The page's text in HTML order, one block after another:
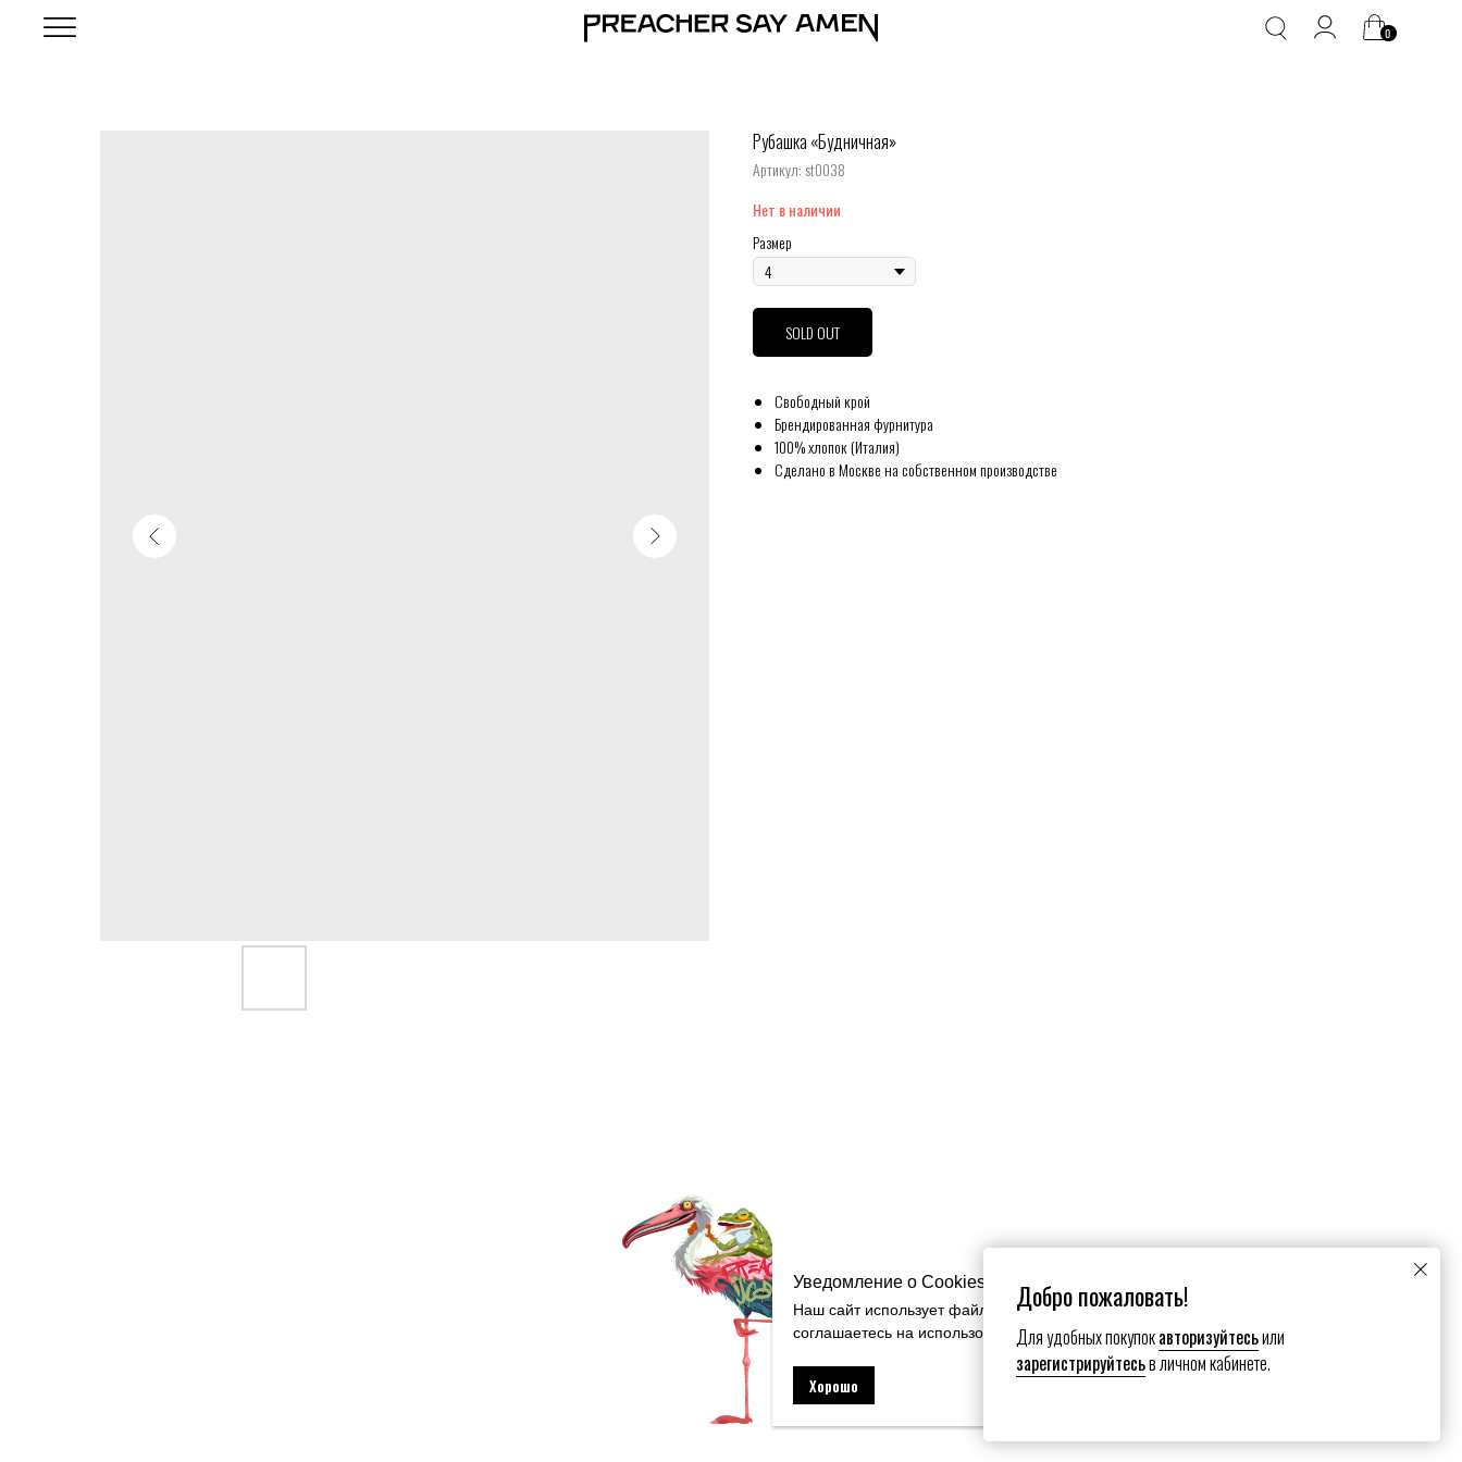
0
Добро пожаловать!
Для удобных покупокавторизуйтесьили
зарегистрируйтесьв личном кабинете.
Уведомление о Cookies
Наш сайт использует файлы cookie. Продолжая пользоваться сайтом вы
соглашаетесь на использование нами ваших файлов cookie.
Хорошо
Рубашка «Будничная»
Артикул: st0038
Нет в наличии
Размер
SOLD OUT
Свободный крой
Брендированная фурнитура
100% хлопок (Италия)
Сделано в Москве на собственном производстве